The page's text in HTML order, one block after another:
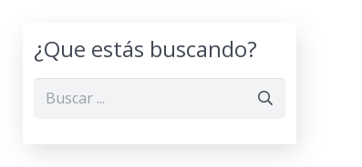
¿Que estás buscando?